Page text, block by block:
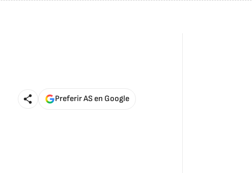
Preferir AS en Google